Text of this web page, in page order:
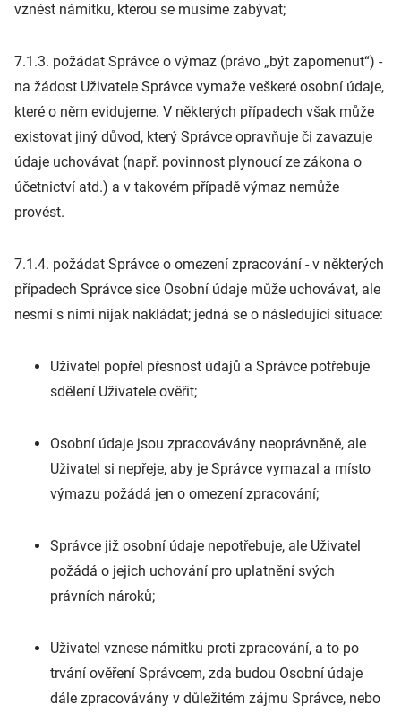
vznést námitku, kterou se musíme zabývat;
7.1.3. požádat Správce o výmaz (právo „být zapomenut“) -
na žádost Uživatele Správce vymaže veškeré osobní údaje,
které o něm evidujeme. V některých případech však může
existovat jiný důvod, který Správce opravňuje či zavazuje
údaje uchovávat (např. povinnost plynoucí ze zákona o
účetnictví atd.) a v takovém případě výmaz nemůže
provést.
7.1.4. požádat Správce o omezení zpracování - v některých
případech Správce sice Osobní údaje může uchovávat, ale
nesmí s nimi nijak nakládat; jedná se o následující situace:
Uživatel popřel přesnost údajů a Správce potřebuje
sdělení Uživatele ověřit;
Osobní údaje jsou zpracovávány neoprávněně, ale
Uživatel si nepřeje, aby je Správce vymazal a místo
výmazu požádá jen o omezení zpracování;
Správce již osobní údaje nepotřebuje, ale Uživatel
požádá o jejich uchování pro uplatnění svých
právních nároků;
Uživatel vznese námitku proti zpracování, a to po
trvání ověření Správcem, zda budou Osobní údaje
dále zpracovávány v důležitém zájmu Správce, nebo